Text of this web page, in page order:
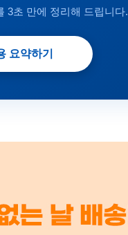
3초 만에 정리해 드립니다.
요약하기